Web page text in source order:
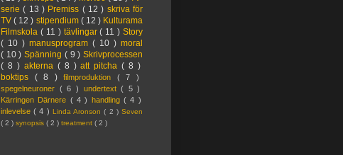
serie( 13 ) Premiss ( 12 ) skriva för
TV( 12 ) stipendium ( 12 ) Kulturama
Filmskola ( 11 ) tävlingar( 11 ) Story
( 10 ) manusprogram ( 10 ) moral
( 10 )Spänning ( 9 )Skrivprocessen
( 8 ) akterna ( 8 )att pitcha( 8 )
boktips ( 8 ) filmproduktion ( 7 )
spegelneuroner ( 6 ) undertext( 5 )
Kärringen Därnere ( 4 ) handling( 4 )
inlevelse( 4 ) Linda Aronson( 2 )Seven
( 2 ) synopsis ( 2 ) treatment ( 2 )